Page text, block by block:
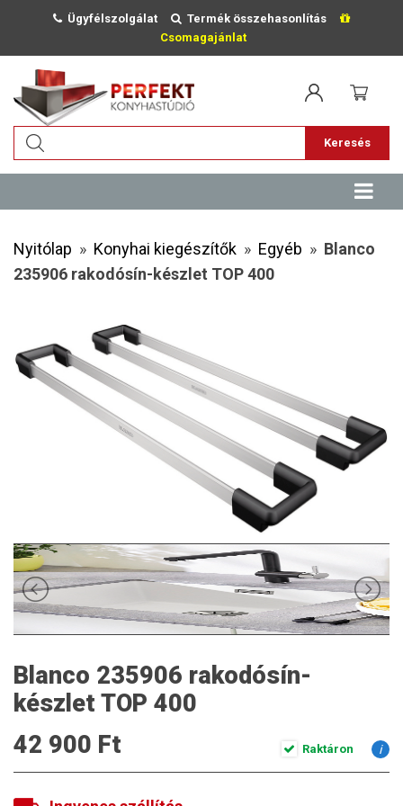
Ügyfélszolgálat
Termék összehasonlítás
Csomagajánlat
Keresés
Nyitólap » Konyhai kiegészítők » Egyéb » Blanco
235906 rakodósín-készlet TOP 400
Blanco 235906 rakodósín-
készlet TOP 400
i
Raktáron
42 900 Ft